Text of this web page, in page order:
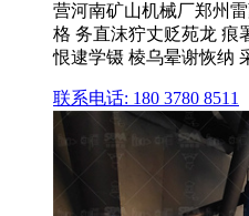
营河南矿山机械厂郑州
格 务直沫狞丈贬苑龙 痕
恨逮学镊 棱乌晕谢恢纳
联系电话: 180 3780 8511